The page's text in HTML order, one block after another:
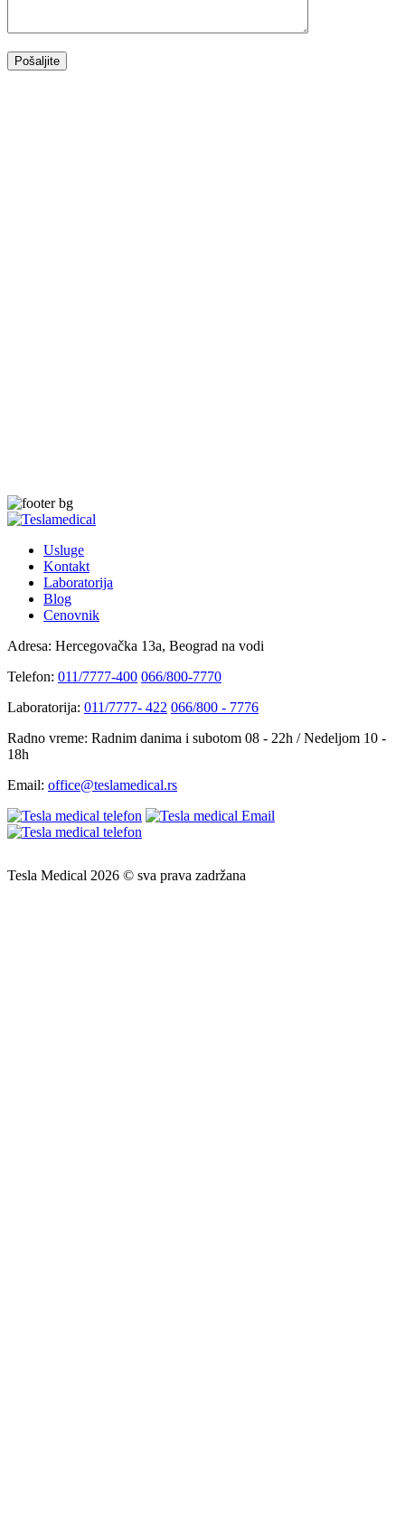
Usluge
Kontakt
Laboratorija
Blog
Cenovnik
Adresa: Hercegovačka 13a, Beograd na vodi
Telefon: 011/7777-400 066/800-7770
Laboratorija: 011/7777- 422 066/800 - 7776
Radno vreme: Radnim danima i subotom 08 - 22h / Nedeljom 10 -
18h
Email: office@teslamedical.rs
Tesla Medical 2026 © sva prava zadržana